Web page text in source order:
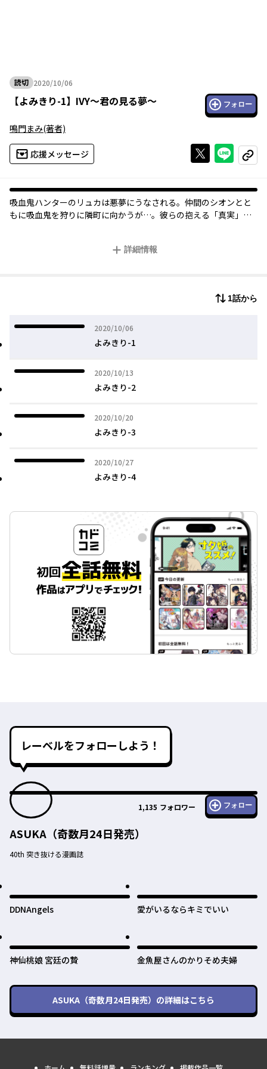
読切 2020/10/06
2020年10月06日
【よみきり-1】 IVY～君の見る夢～ フォロー
鳴門まみ(著者)
応援メッセージ Xで投稿する
ライン
コピー
吸血鬼ハンターのリュカは悪夢にうなされる。仲間のシオンとと
もに吸血鬼を狩りに隣町に向かうが…。彼らの抱える「真実」と
詳細情報
1話から
2020/10/06
2020年10月06日
よみきり-1
2020/10/13
2020年10月13日
よみきり-2
2020/10/20
2020年10月20日
よみきり-3
2020/10/27
2020年10月27日
よみきり-4
レーベルをフォローしよう！
1,135 フォロワー フォロー
ASUKA（奇数月24日発売）
40th 突き抜ける漫画誌
DDNAngels 愛がいるならキミでいい
神仙桃娘 宮廷の贄 金魚屋さんのかりそめ夫婦
ASUKA（奇数月24日発売） の詳細はこちら